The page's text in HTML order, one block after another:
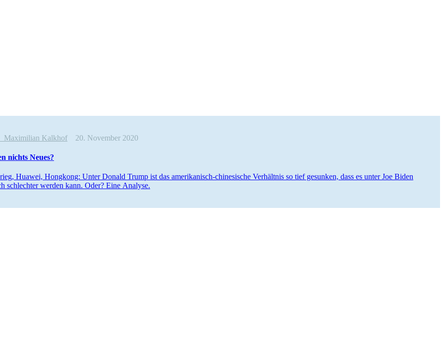
Maximilian Kalkhof 20. November 2020
nichts Neues?
Huawei, Hongkong: Unter Donald Trump ist das ameri­­ka­­nisch-chine­­sische Verhältnis so tief gesunken, dass es unter Joe Biden
schlechter werden kann. Oder? Eine Analyse.